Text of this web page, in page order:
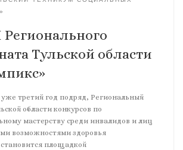
Регионального
Тульской области
третий год подряд, Региональный
области конкурсов по
мастерству среди инвалидов и лиц
возможностями здоровья
площадкой